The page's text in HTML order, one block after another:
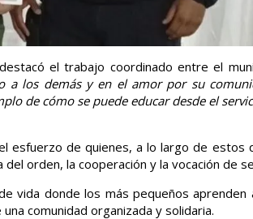
destacó el trabajo coordinado entre el
a los demás y en el amor por su
de cómo se puede educar desde el
esfuerzo de quienes, a lo largo de estos
orden, la cooperación y la vocación de
vida donde los más pequeños
comunidad organizada y solidaria.